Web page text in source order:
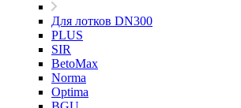
Для лотков DN300
PLUS
SIR
BetoMax
Norma
Optima